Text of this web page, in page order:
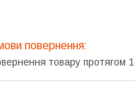
товару протягом